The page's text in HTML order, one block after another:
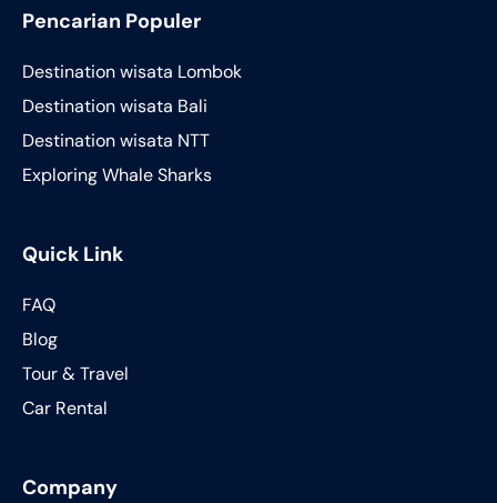
Pencarian Populer
Destination wisata Lombok
Destination wisata Bali
Destination wisata NTT
Exploring Whale Sharks
Quick Link
FAQ
Blog
Tour & Travel
Car Rental
Company